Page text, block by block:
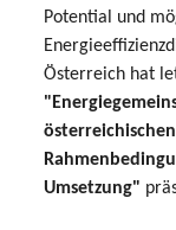
Potential und
Österreich hat
Umsetzung"